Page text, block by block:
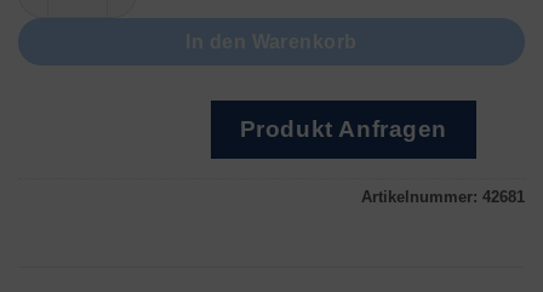
In den Warenkorb
Produkt Anfragen
Artikelnummer: 42681